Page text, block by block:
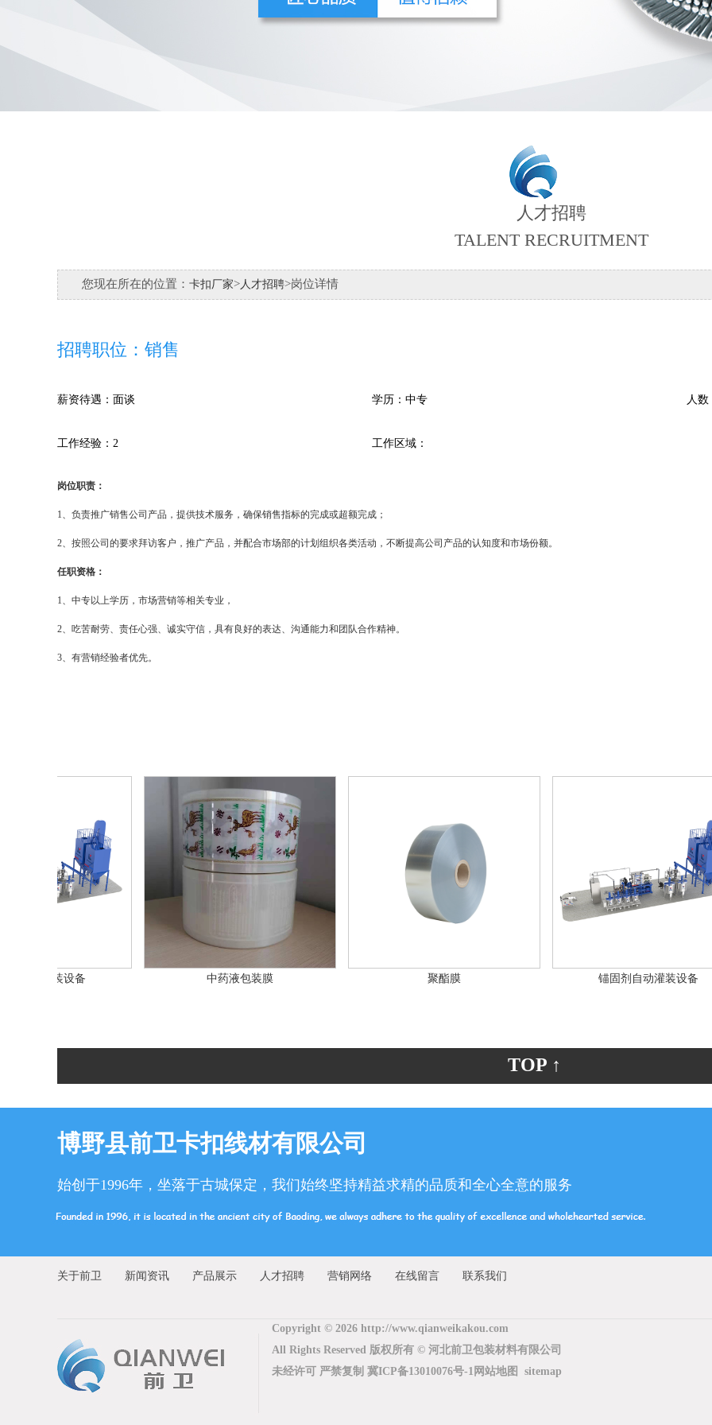
人才招聘
TALENT RECRUITMENT
您现在所在的位置： 卡扣厂家>人才招聘>岗位详情
招聘职位：销售
薪资待遇：面谈 学历：中专 人数
工作经验：2 工作区域：
岗位职责：
1、负责推广销售公司产品，提供技术服务，确保销售指标的完成或超额完成；
2、按照公司的要求拜访客户，推广产品，并配合市场部的计划组织各类活动，不断提高公司产品的认知度和市场份额。
任职资格：
1、中专以上学历，市场营销等相关专业，
2、吃苦耐劳、责任心强、诚实守信，具有良好的表达、沟通能力和团队合作精神。
3、有营销经验者优先。
中药液包装膜 锚固剂自动灌装设备
TOP ↑
博野县前卫卡扣线材有限公司
始创于1996年，坐落于古城保定，我们始终坚持精益求精的品质和全心全意的服务
关于前卫 新闻资讯 产品展示 人才招聘 营销网络 在线留言 联系我们
Copyright © 2026 http://www.qianweikakou.com
All Rights Reserved 版权所有 © 河北前卫包装材料有限公司
未经许可 严禁复制 冀ICP备13010076号-1 网站地图 sitemap